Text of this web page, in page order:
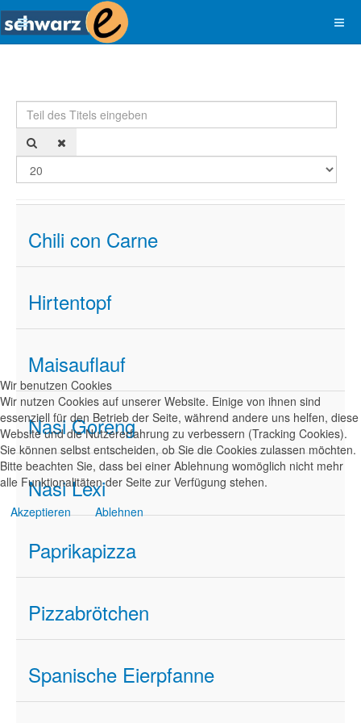
Teil des Titels eingeben
Chili con Carne
Hirtentopf
Maisauflauf
Nasi Goreng
Nasi Lexi
Paprikapizza
Pizzabrötchen
Spanische Eierpfanne
Wir benutzen Cookies
Wir nutzen Cookies auf unserer Website. Einige von ihnen sind
essenziell für den Betrieb der Seite, während andere uns helfen, diese
Website und die Nutzererfahrung zu verbessern (Tracking Cookies).
Sie können selbst entscheiden, ob Sie die Cookies zulassen möchten.
Bitte beachten Sie, dass bei einer Ablehnung womöglich nicht mehr
alle Funktionalitäten der Seite zur Verfügung stehen.
Akzeptieren
Ablehnen